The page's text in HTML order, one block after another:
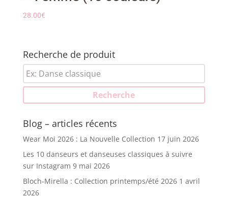
28.00€
Recherche de produit
Recherche
pour :
Recherche
Blog – articles récents
Wear Moi 2026 : La Nouvelle Collection 17 juin 2026
Les 10 danseurs et danseuses classiques à suivre
sur Instagram 9 mai 2026
Bloch-Mirella : Collection printemps/été 2026 1 avril
2026